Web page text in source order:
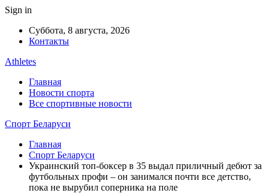
Sign in
Суббота, 8 августа, 2026
Контакты
Athletes
Главная
Новости спорта
Все спортивные новости
Спорт Беларуси
Главная
Спорт Беларуси
Украинский топ-боксер в 35 выдал приличный дебют за
футбольных профи – он занимался почти все детство,
пока не вырубил соперника на поле